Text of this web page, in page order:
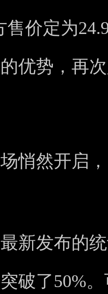
售价定为
优势，再
悄然开启
新发布的
破了50%